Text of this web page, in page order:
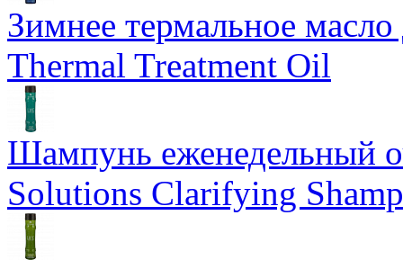
Зимнее термальное
Thermal Treatment Oil
Шампунь еженедельный
Solutions Clarifying